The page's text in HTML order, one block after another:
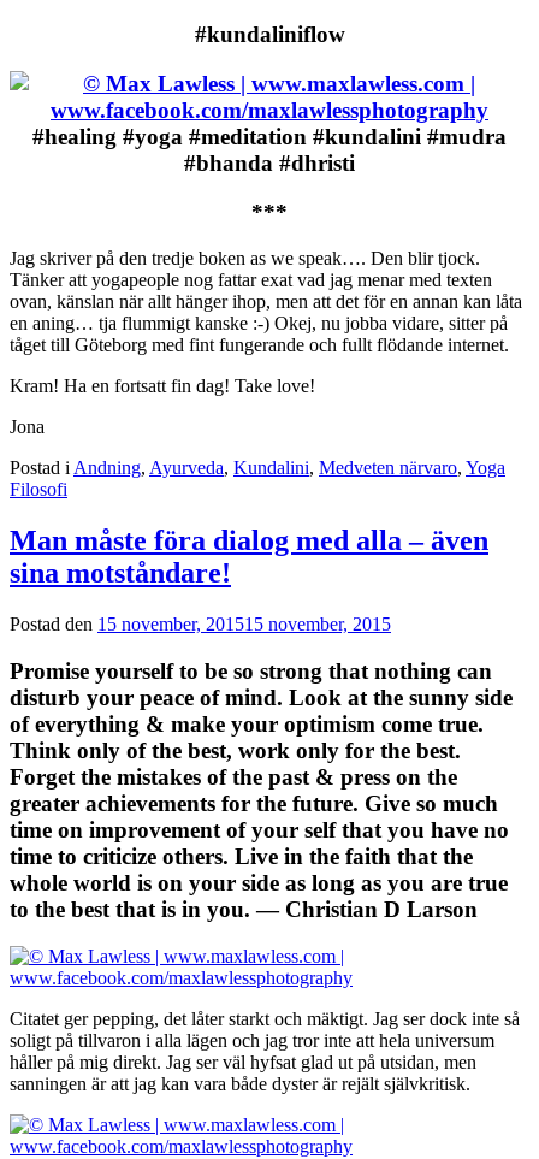
#kundaliniflow
#healing #yoga #meditation #kundalini #mudra
#bhanda #dhristi
***
Jag skriver på den tredje boken as we speak…. Den blir tjock.
Tänker att yogapeople nog fattar exat vad jag menar med texten
ovan, känslan när allt hänger ihop, men att det för en annan kan låta
en aning… tja flummigt kanske :-) Okej, nu jobba vidare, sitter på
tåget till Göteborg med fint fungerande och fullt flödande internet.
Kram! Ha en fortsatt fin dag! Take love!
Jona
Postad i Andning, Ayurveda, Kundalini, Medveten närvaro, Yoga
Filosofi
Man måste föra dialog med alla – även
sina motståndare!
Postad den 15 november, 201515 november, 2015
Promise yourself to be so strong that nothing can
disturb your peace of mind. Look at the sunny side
of everything & make your optimism come true.
Think only of the best, work only for the best.
Forget the mistakes of the past & press on the
greater achievements for the future. Give so much
time on improvement of your self that you have no
time to criticize others. Live in the faith that the
whole world is on your side as long as you are true
to the best that is in you. — Christian D Larson
Citatet ger pepping, det låter starkt och mäktigt. Jag ser dock inte så
soligt på tillvaron i alla lägen och jag tror inte att hela universum
håller på mig direkt. Jag ser väl hyfsat glad ut på utsidan, men
sanningen är att jag kan vara både dyster är rejält självkritisk.